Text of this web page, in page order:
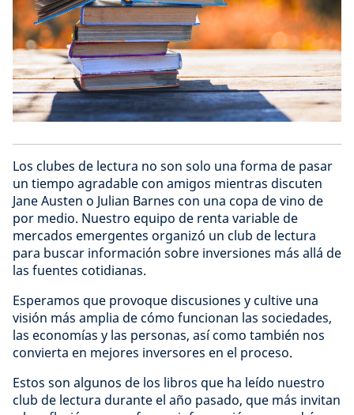
Los clubes de lectura no son solo una forma de pasar
un tiempo agradable con amigos mientras discuten
Jane Austen o Julian Barnes con una copa de vino de
por medio. Nuestro equipo de renta variable de
mercados emergentes organizó un club de lectura
para buscar información sobre inversiones más allá de
las fuentes cotidianas.
Esperamos que provoque discusiones y cultive una
visión más amplia de cómo funcionan las sociedades,
las economías y las personas, así como también nos
convierta en mejores inversores en el proceso.
Estos son algunos de los libros que ha leído nuestro
club de lectura durante el año pasado, que más invitan